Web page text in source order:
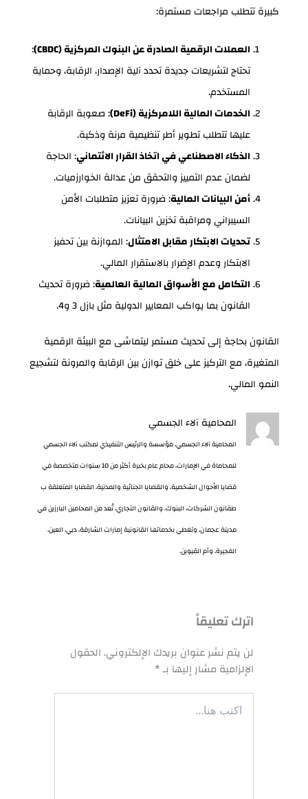
كبيرة تتطلب مراجعات مستمرة:
العملات الرقمية الصادرة عن البنوك المركزية (CBDC)
:
تحتاج لتشريعات جديدة تحدد آلية الإصدار، الرقابة، وحماية
المستخدم.
الخدمات المالية اللامركزية (DeFi)
: صعوبة الرقابة
عليها تتطلب تطوير أطر تنظيمية مرنة وذكية.
الذكاء الاصطناعي في اتخاذ القرار الائتماني: الحاجة
لضمان عدم التمييز والتحقق من عدالة الخوارزميات.
أمن البيانات المالية: ضرورة تعزيز متطلبات الأمن
السيبراني ومراقبة تخزين البيانات.
تحديات الابتكار مقابل الامتثال: الموازنة بين تحفيز
الابتكار وعدم الإضرار بالاستقرار المالي.
التكامل مع الأسواق المالية العالمية: ضرورة تحديث
القانون بما يواكب المعايير الدولية مثل بازل 3 و4.
القانون بحاجة إلى تحديث مستمر ليتماشى مع البيئة الرقمية
المتغيرة، مع التركيز على خلق توازن بين الرقابة والمرونة لتشجيع
النمو المالي.
المحامية آلاء الجسمي
المحامية آلاء الجسمي، مؤسسة والرئيس التنفيذي لمكتب آلاء الجسمي
للمحاماة في الإمارات، محام عام بخبرة أكثر من 10 سنوات متخصصة في
قضايا الأحوال الشخصية، والقضايا الجنائية والمدنية، القضايا المتعلقة ب
طقانون الشركات، البنوك، والقانون التجاري، تُعد من المحامين البارزين في
مدينة عجمان، وتغطي بخدماتها القانونية إمارات الشارقة، دبي، العين،
الفجيرة، وأم القيوين.
اترك تعليقاً
لن يتم نشر عنوان بريدك الإلكتروني.الحقول
الإلزامية مشار إليها بـ*
اكتب
هنا...